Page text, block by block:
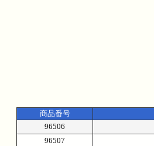
商品番号
96506
96507